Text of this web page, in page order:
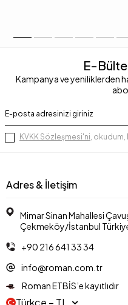
E-
Kampanya ve yeniliklerden
KVKK Sözleşmesi'ni, okudum,
Adres & İletişim
Mimar Sinan Mahallesi
Çekmeköy/İstanbul
+90 216 641 33 34
info@roman.com.tr
Roman ETBİS’e kayıtlıdır